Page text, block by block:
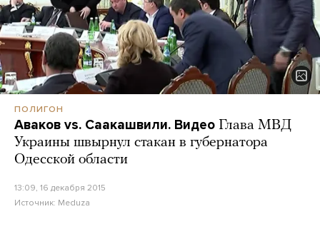
ПОЛИГОН
Аваков vs. Саакашвили. Видео Глава МВД
Украины швырнул стакан в губернатора
Одесской области
13:09, 16 декабря 2015
Источник: Meduza